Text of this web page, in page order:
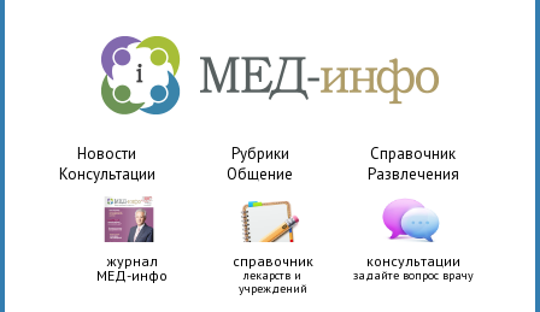
Новости Рубрики
Справочник
Консультации
Общение Развлечения
журнал
МЕД-инфо
справочник
лекарств и
учреждений
консультации
задайте вопрос врачу